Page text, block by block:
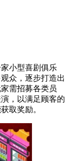
小型喜剧俱乐
众，逐步打造出
需招募各类员
，以满足顾客的
取奖励。